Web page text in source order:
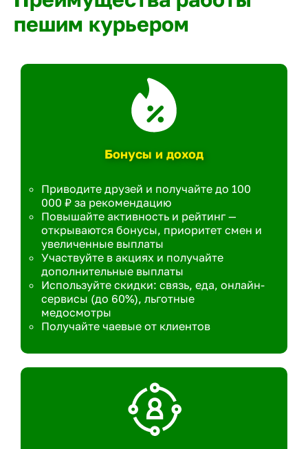
пешим курьером
Бонусы и доход
Приводите друзей и получайте до 100
000 ₽ за рекомендацию
Повышайте активность и рейтинг —
открываются бонусы, приоритет смен и
увеличенные выплаты
Участвуйте в акциях и получайте
дополнительные выплаты
Используйте скидки: связь, еда, онлайн-
сервисы (до 60%), льготные
медосмотры
Получайте чаевые от клиентов